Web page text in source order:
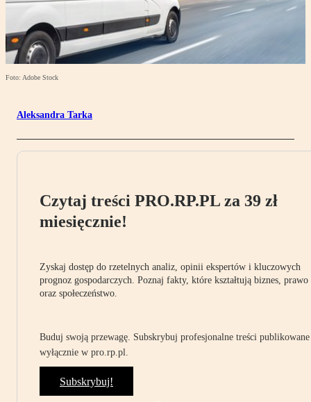
Foto: Adobe Stock
Aleksandra Tarka
Czytaj treści PRO.RP.PL za 39 zł
miesięcznie!
Zyskaj dostęp do rzetelnych analiz, opinii ekspertów i kluczowych
prognoz gospodarczych. Poznaj fakty, które kształtują biznes, prawo
oraz społeczeństwo.
Buduj swoją przewagę. Subskrybuj profesjonalne treści publikowane
wyłącznie w pro.rp.pl.
Subskrybuj!